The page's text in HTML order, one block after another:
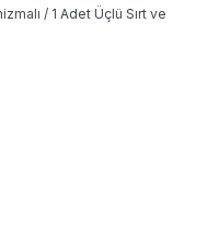
/ 1 Adet Üçlü Sırt ve